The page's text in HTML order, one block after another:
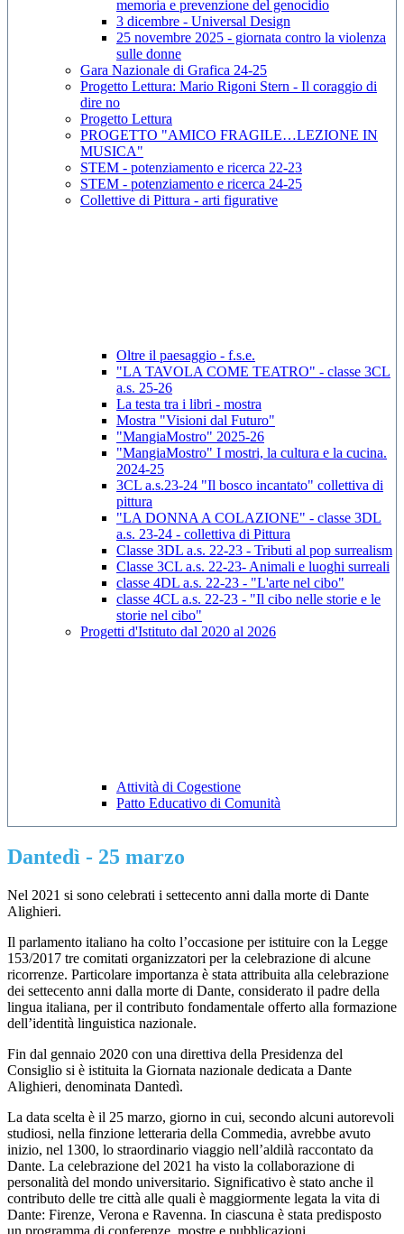
memoria e prevenzione del genocidio
3 dicembre - Universal Design
25 novembre 2025 - giornata contro la violenza
sulle donne
Gara Nazionale di Grafica 24-25
Progetto Lettura: Mario Rigoni Stern - Il coraggio di
dire no
Progetto Lettura
PROGETTO "AMICO FRAGILE…LEZIONE IN
MUSICA"
STEM - potenziamento e ricerca 22-23
STEM - potenziamento e ricerca 24-25
Collettive di Pittura - arti figurative
Oltre il paesaggio - f.s.e.
"LA TAVOLA COME TEATRO" - classe 3CL
a.s. 25-26
La testa tra i libri - mostra
Mostra "Visioni dal Futuro"
"MangiaMostro" 2025-26
"MangiaMostro" I mostri, la cultura e la cucina.
2024-25
3CL a.s.23-24 "Il bosco incantato" collettiva di
pittura
"LA DONNA A COLAZIONE" - classe 3DL
a.s. 23-24 - collettiva di Pittura
Classe 3DL a.s. 22-23 - Tributi al pop surrealism
Classe 3CL a.s. 22-23- Animali e luoghi surreali
classe 4DL a.s. 22-23 - "L'arte nel cibo"
classe 4CL a.s. 22-23 - "Il cibo nelle storie e le
storie nel cibo"
Progetti d'Istituto dal 2020 al 2026
Attività di Cogestione
Patto Educativo di Comunità
Dantedì - 25 marzo
Nel 2021 si sono celebrati i settecento anni dalla morte di Dante
Alighieri.
Il parlamento italiano ha colto l’occasione per istituire con la Legge
153/2017 tre comitati organizzatori per la celebrazione di alcune
ricorrenze. Particolare importanza è stata attribuita alla celebrazione
dei settecento anni dalla morte di Dante, considerato il padre della
lingua italiana, per il contributo fondamentale offerto alla formazione
dell’identità linguistica nazionale.
Fin dal gennaio 2020 con una direttiva della Presidenza del
Consiglio si è istituita la Giornata nazionale dedicata a Dante
Alighieri, denominata Dantedì.
La data scelta è il 25 marzo, giorno in cui, secondo alcuni autorevoli
studiosi, nella finzione letteraria della Commedia, avrebbe avuto
inizio, nel 1300, lo straordinario viaggio nell’aldilà raccontato da
Dante. La celebrazione del 2021 ha visto la collaborazione di
personalità del mondo universitario. Significativo è stato anche il
contributo delle tre città alle quali è maggiormente legata la vita di
Dante: Firenze, Verona e Ravenna. In ciascuna è stata predisposto